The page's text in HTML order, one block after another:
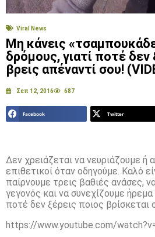
Viral News
Μη κάνεις
δρόμους, γιατί ποτέ δεν
βρεις απέναντί σου!
Σεπ 12, 2016 687
Facebook Twitter
Δεν χρειάζεται να νευριάζουμε ή
επιθετικοί όταν οδηγούμε. Καλό
παίρνουμε τρεις βαθιές ανάσες,
γεγονός και να συνεχίζουμε ήρεμα
ποτέ δεν ξέρεις ποιος βρίσκεται
https://www.youtube.com/